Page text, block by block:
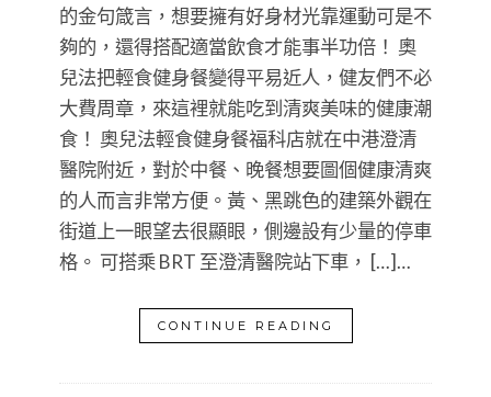
的金句箴言，想要擁有好身材光靠運動可是不
夠的，還得搭配適當飲食才能事半功倍！ 奧
兒法把輕食健身餐變得平易近人，健友們不必
大費周章，來這裡就能吃到清爽美味的健康潮
食！ 奧兒法輕食健身餐福科店就在中港澄清
醫院附近，對於中餐、晚餐想要圖個健康清爽
的人而言非常方便。黃、黑跳色的建築外觀在
街道上一眼望去很顯眼，側邊設有少量的停車
格。 可搭乘 BRT 至澄清醫院站下車， […]…
CONTINUE READING